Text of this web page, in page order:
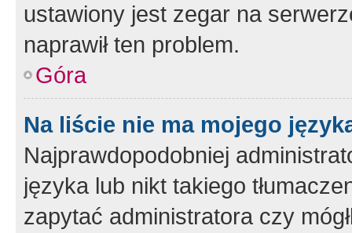
ustawiony jest zegar na
naprawił ten problem.
Góra
Na liście nie ma mojego
Najprawdopodobniej
języka lub nikt takiego
zapytać administratora czy